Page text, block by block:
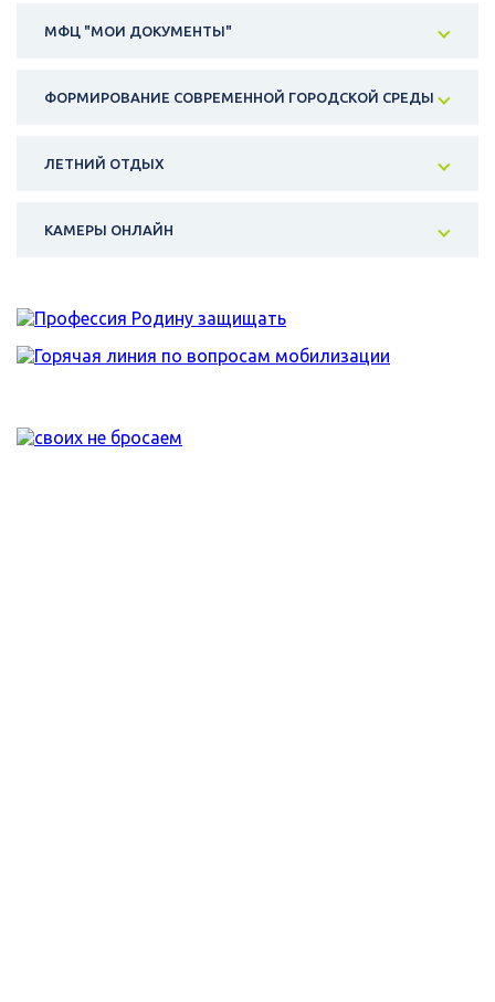
МФЦ "МОИ ДОКУМЕНТЫ"
ФОРМИРОВАНИЕ СОВРЕМЕННОЙ ГОРОДСКОЙ СРЕДЫ
ЛЕТНИЙ ОТДЫХ
КАМЕРЫ ОНЛАЙН